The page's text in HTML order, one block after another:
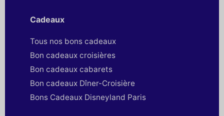
Cadeaux
Tous nos bons cadeaux
Bon cadeaux croisières
Bon cadeaux cabarets
Bon cadeaux Dîner-Croisière
Bons Cadeaux Disneyland Paris